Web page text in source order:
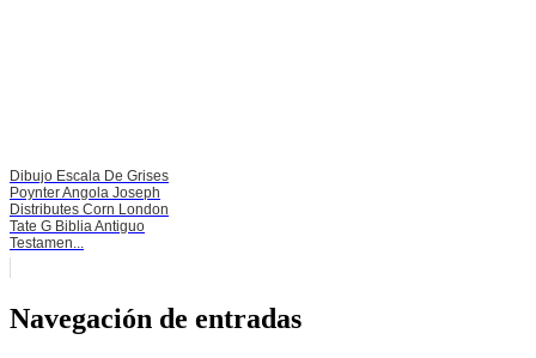
Dibujo Escala De Grises
Poynter Angola Joseph
Distributes Corn London
Tate G Biblia Antiguo
Testamen...
Navegación de entradas